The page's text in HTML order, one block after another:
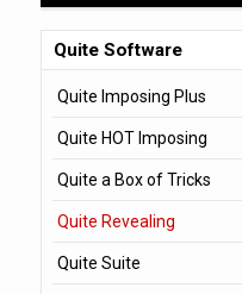
Quite Software
Quite Imposing Plus
Quite HOT Imposing
Quite a Box of Tricks
Quite Revealing
Quite Suite